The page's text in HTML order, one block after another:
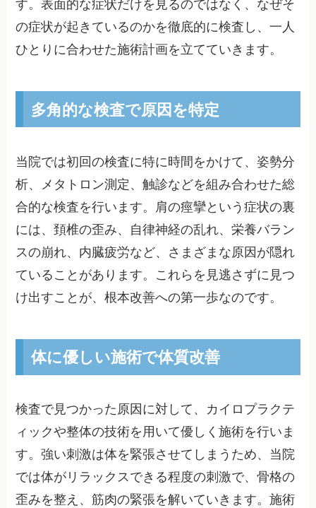
す。表面的な症状だけを見るのではなく、なぜそ
の症状が起きているのかを徹底的に検査し、一人
ひとりに合わせた施術計画を立てていきます。
多角的な検査で原因を特定
当院では初回の検査に特に時間をかけて、姿勢分
析、メタトロン測定、触診などを組み合わせた総
合的な検査を行います。肩の痙攣という症状の裏
には、頚椎の歪み、自律神経の乱れ、栄養バラン
スの崩れ、内臓疲労など、さまざまな原因が隠れ
ていることがあります。これらを見逃さずに見つ
け出すことが、根本改善への第一歩なのです。
体に優しい施術で体質改善
検査で見つかった原因に対して、カイロプラクテ
ィックや整体の技術を用いて優しく施術を行いま
す。強い刺激は体を緊張させてしまうため、当院
では体がリラックスできる程度の刺激で、骨格の
歪みを整え、筋肉の緊張を解いていきます。施術